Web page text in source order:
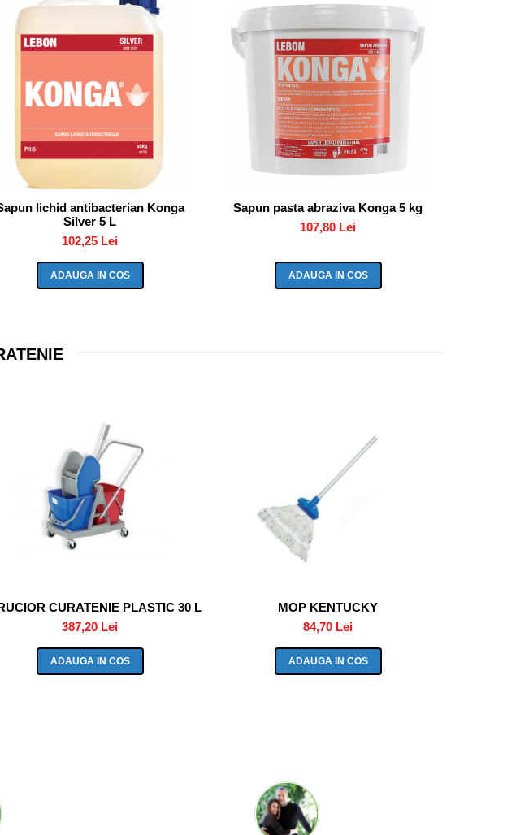
lichid antibacterian Konga
Silver 5 L
102,25 Lei
ADAUGA IN COS
Sapun pasta abraziva Konga 5 kg
107,80 Lei
ADAUGA IN COS
CURATENIE PLASTIC 30 L
387,20 Lei
ADAUGA IN COS
MOP KENTUCKY
84,70 Lei
ADAUGA IN COS